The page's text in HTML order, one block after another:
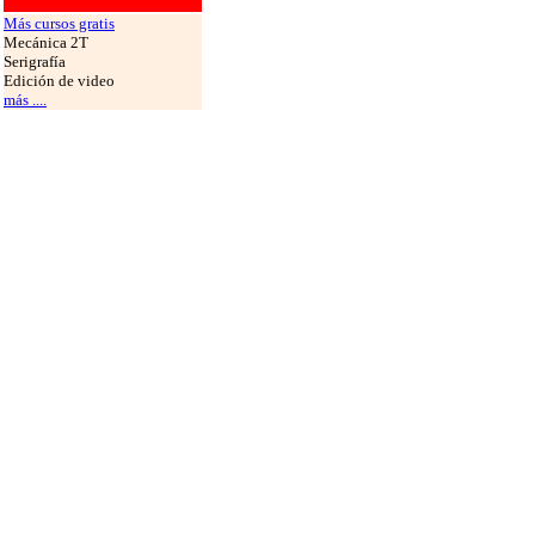
Más cursos gratis
Mecánica 2T
Serigrafía
Edición de video
más ....